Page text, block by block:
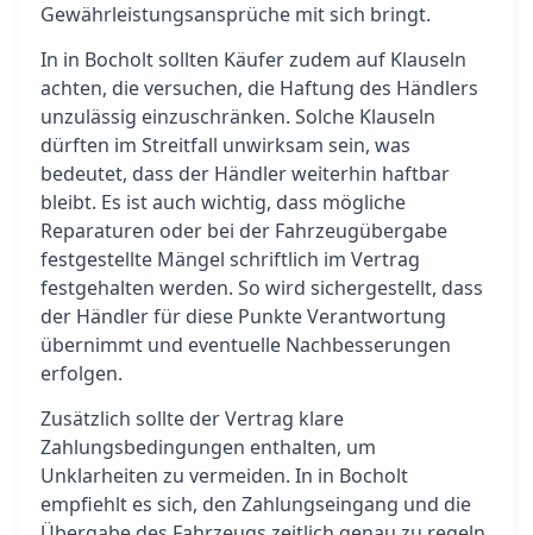
Gewährleistungsansprüche mit sich bringt.
In in Bocholt sollten Käufer zudem auf Klauseln
achten, die versuchen, die Haftung des Händlers
unzulässig einzuschränken. Solche Klauseln
dürften im Streitfall unwirksam sein, was
bedeutet, dass der Händler weiterhin haftbar
bleibt. Es ist auch wichtig, dass mögliche
Reparaturen oder bei der Fahrzeugübergabe
festgestellte Mängel schriftlich im Vertrag
festgehalten werden. So wird sichergestellt, dass
der Händler für diese Punkte Verantwortung
übernimmt und eventuelle Nachbesserungen
erfolgen.
Zusätzlich sollte der Vertrag klare
Zahlungsbedingungen enthalten, um
Unklarheiten zu vermeiden. In in Bocholt
empfiehlt es sich, den Zahlungseingang und die